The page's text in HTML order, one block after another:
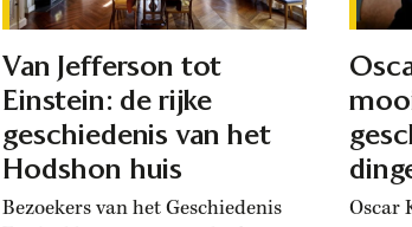
Van Jefferson tot
Einstein: de rijke
geschiedenis van het
Hodshon huis
Bezoekers van het Geschiedenis
Oscar